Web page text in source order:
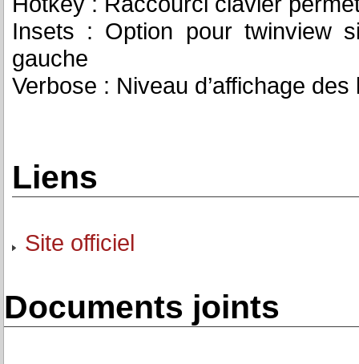
Insets : Option pour twinview
gauche
Verbose : Niveau d’affichage des
Liens
Site officiel
Documents joints